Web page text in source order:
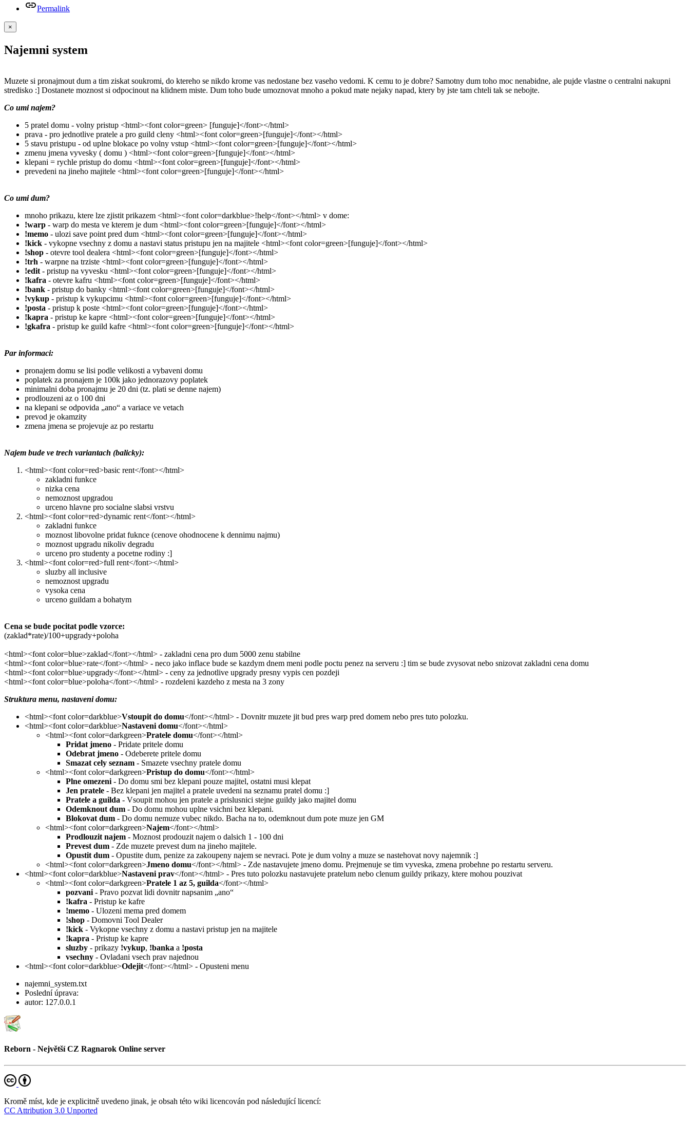
Permalink
×
Najemni system
Muzete si pronajmout dum a tim ziskat soukromi, do ktereho se nikdo krome vas nedostane bez vaseho vedomi. K cemu to je dobre? Samotny dum toho moc nenabidne, ale pujde vlastne o centralni nakupni
stredisko :] Dostanete moznost si odpocinout na klidnem miste. Dum toho bude umoznovat mnoho a pokud mate nejaky napad, ktery by jste tam chteli tak se nebojte.
Co umi najem?
5 pratel domu - volny pristup <html><font color=green> [funguje]</font></html>
prava - pro jednotlive pratele a pro guild cleny <html><font color=green>[funguje]</font></html>
5 stavu pristupu - od uplne blokace po volny vstup <html><font color=green>[funguje]</font></html>
zmenu jmena vyvesky ( domu ) <html><font color=green>[funguje]</font></html>
klepani = rychle pristup do domu <html><font color=green>[funguje]</font></html>
prevedeni na jineho majitele <html><font color=green>[funguje]</font></html>
Co umi dum?
mnoho prikazu, ktere lze zjistit prikazem <html><font color=darkblue>!help</font></html> v dome:
!warp - warp do mesta ve kterem je dum <html><font color=green>[funguje]</font></html>
!memo - ulozi save point pred dum <html><font color=green>[funguje]</font></html>
!kick - vykopne vsechny z domu a nastavi status pristupu jen na majitele <html><font color=green>[funguje]</font></html>
!shop - otevre tool dealera <html><font color=green>[funguje]</font></html>
!trh - warpne na trziste <html><font color=green>[funguje]</font></html>
!edit - pristup na vyvesku <html><font color=green>[funguje]</font></html>
!kafra - otevre kafru <html><font color=green>[funguje]</font></html>
!bank - pristup do banky <html><font color=green>[funguje]</font></html>
!vykup - pristup k vykupcimu <html><font color=green>[funguje]</font></html>
!posta - pristup k poste <html><font color=green>[funguje]</font></html>
!kapra - pristup ke kapre <html><font color=green>[funguje]</font></html>
!gkafra - pristup ke guild kafre <html><font color=green>[funguje]</font></html>
Par informaci:
pronajem domu se lisi podle velikosti a vybaveni domu
poplatek za pronajem je 100k jako jednorazovy poplatek
minimalni doba pronajmu je 20 dni (tz. plati se denne najem)
prodlouzeni az o 100 dni
na klepani se odpovida „ano“ a variace ve vetach
prevod je okamzity
zmena jmena se projevuje az po restartu
Najem bude ve trech variantach (balicky):
<html><font color=red>basic rent</font></html>
zakladni funkce
nizka cena
nemoznost upgradou
urceno hlavne pro socialne slabsi vrstvu
<html><font color=red>dynamic rent</font></html>
zakladni funkce
moznost libovolne pridat fuknce (cenove ohodnocene k dennimu najmu)
moznost upgradu nikoliv degradu
urceno pro studenty a pocetne rodiny :]
<html><font color=red>full rent</font></html>
sluzby all inclusive
nemoznost upgradu
vysoka cena
urceno guildam a bohatym
Cena se bude pocitat podle vzorce:
(zaklad*rate)/100+upgrady+poloha
<html><font color=blue>zaklad</font></html> - zakladni cena pro dum 5000 zenu stabilne
<html><font color=blue>rate</font></html> - neco jako inflace bude se kazdym dnem meni podle poctu penez na serveru :] tim se bude zvysovat nebo snizovat zakladni cena domu
<html><font color=blue>upgrady</font></html> - ceny za jednotlive upgrady presny vypis cen pozdeji
<html><font color=blue>poloha</font></html> - rozdeleni kazdeho z mesta na 3 zony
Struktura menu, nastaveni domu:
<html><font color=darkblue>Vstoupit do domu</font></html> - Dovnitr muzete jit bud pres warp pred domem nebo pres tuto polozku.
<html><font color=darkblue>Nastaveni domu</font></html>
<html><font color=darkgreen>Pratele domu</font></html>
Pridat jmeno - Pridate pritele domu
Odebrat jmeno - Odeberete pritele domu
Smazat cely seznam - Smazete vsechny pratele domu
<html><font color=darkgreen>Pristup do domu</font></html>
Plne omezeni - Do domu smi bez klepani pouze majitel, ostatni musi klepat
Jen pratele - Bez klepani jen majitel a pratele uvedeni na seznamu pratel domu :]
Pratele a guilda - Vsoupit mohou jen pratele a prislusnici stejne guildy jako majitel domu
Odemknout dum - Do domu mohou uplne vsichni bez klepani.
Blokovat dum - Do domu nemuze vubec nikdo. Bacha na to, odemknout dum pote muze jen GM
<html><font color=darkgreen>Najem</font></html>
Prodlouzit najem - Moznost prodouzit najem o dalsich 1 - 100 dni
Prevest dum - Zde muzete prevest dum na jineho majitele.
Opustit dum - Opustite dum, penize za zakoupeny najem se nevraci. Pote je dum volny a muze se nastehovat novy najemnik :]
<html><font color=darkgreen>Jmeno domu</font></html> - Zde nastavujete jmeno domu. Prejmenuje se tim vyveska, zmena probehne po restartu serveru.
<html><font color=darkblue>Nastaveni prav</font></html> - Pres tuto polozku nastavujete pratelum nebo clenum guildy prikazy, ktere mohou pouzivat
<html><font color=darkgreen>Pratele 1 az 5, guilda</font></html>
pozvani - Pravo pozvat lidi dovnitr napsanim „ano“
!kafra - Pristup ke kafre
!memo - Ulozeni mema pred domem
!shop - Domovni Tool Dealer
!kick - Vykopne vsechny z domu a nastavi pristup jen na majitele
!kapra - Pristup ke kapre
sluzby - prikazy !vykup, !banka a !posta
vsechny - Ovladani vsech prav najednou
<html><font color=darkblue>Odejit</font></html> - Opusteni menu
najemni_system.txt
Poslední úprava:
autor: 127.0.0.1
Reborn - Největší CZ Ragnarok Online server
Kromě míst, kde je explicitně uvedeno jinak, je obsah této wiki licencován pod následující licencí:
CC Attribution 3.0 Unported